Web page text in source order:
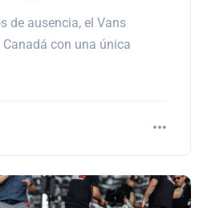
de ausencia, el Vans
con una única